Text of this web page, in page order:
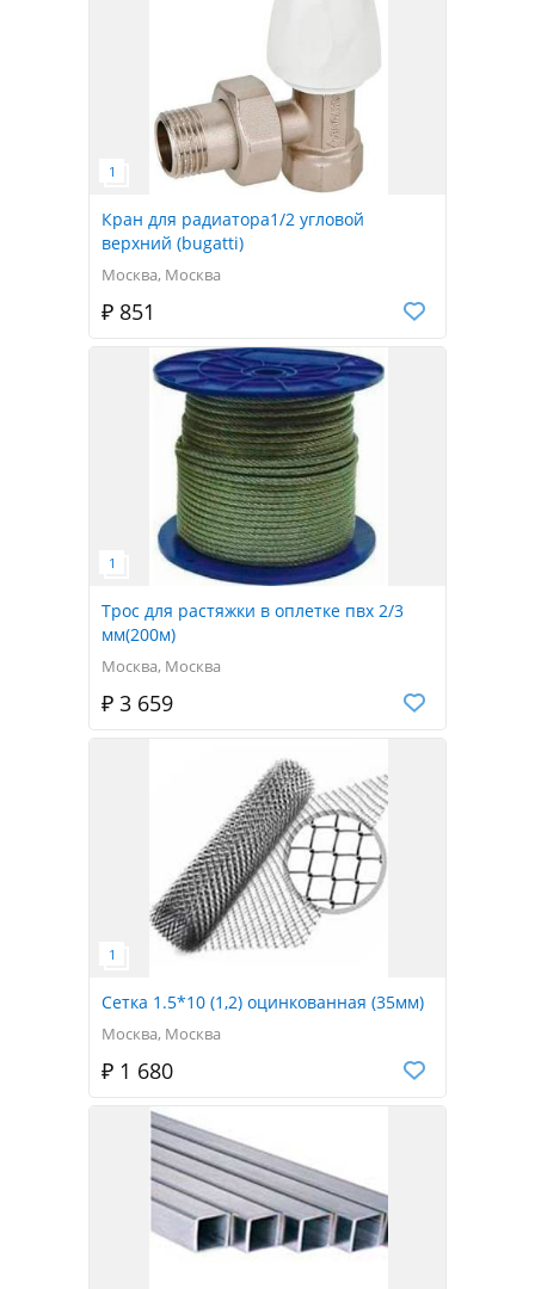
Кран для радиатора1/2 угловой
верхний (bugatti)
Москва, Москва
₽ 851
Трос для растяжки в оплетке пвх 2/3
мм(200м)
Москва, Москва
₽ 3 659
Сетка 1.5*10 (1,2) оцинкованная (35мм)
Москва, Москва
₽ 1 680